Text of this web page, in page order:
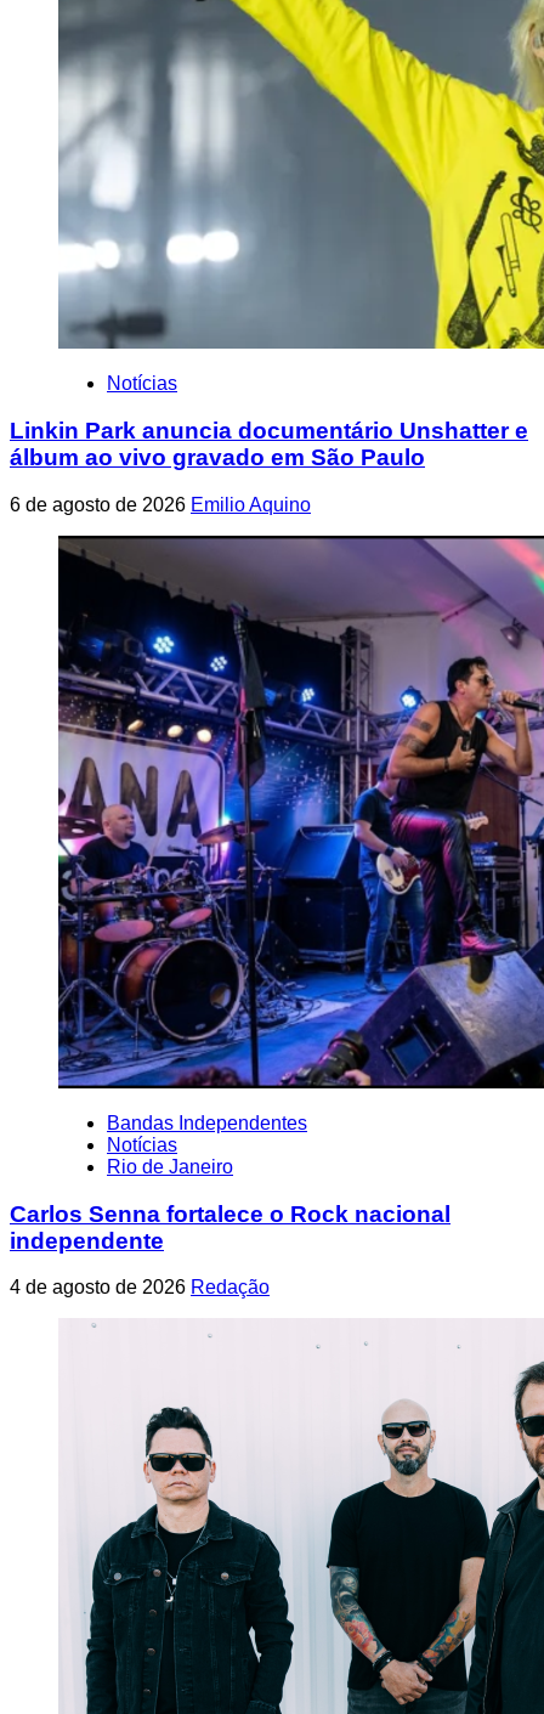
Notícias
Linkin Park anuncia documentário Unshatter e
álbum ao vivo gravado em São Paulo
6 de agosto de 2026 Emilio Aquino
Bandas Independentes
Notícias
Rio de Janeiro
Carlos Senna fortalece o Rock nacional
independente
4 de agosto de 2026 Redação